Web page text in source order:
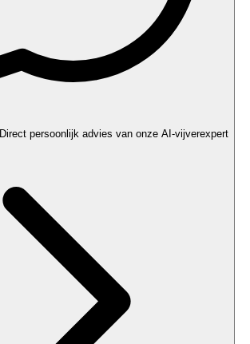
Direct persoonlijk advies van onze AI-vijverexpert